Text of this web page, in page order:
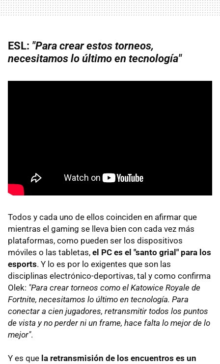
ESL: "Para crear estos torneos,
necesitamos lo último en tecnología"
Todos y cada uno de ellos coinciden en afirmar que
mientras el gaming se lleva bien con cada vez más
plataformas, como pueden ser los dispositivos
móviles o las tabletas, el PC es el "santo grial" para los
esports. Y lo es por lo exigentes que son las
disciplinas electrónico-deportivas, tal y como confirma
Olek: "Para crear torneos como el Katowice Royale de
Fortnite, necesitamos lo último en tecnología. Para
conectar a cien jugadores, retransmitir todos los puntos
de vista y no perder ni un frame, hace falta lo mejor de lo
mejor".
Y es que la retransmisión de los encuentros es un